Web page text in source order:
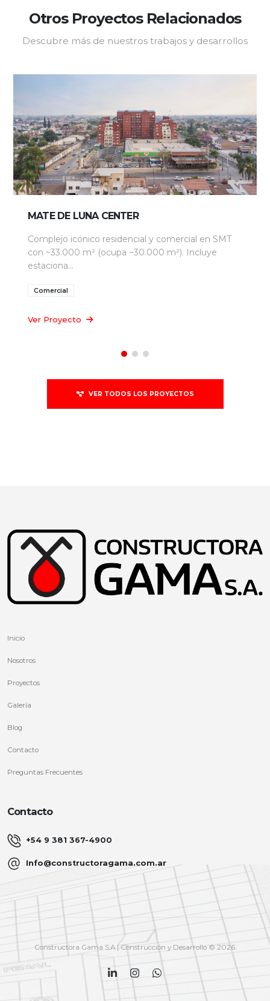
Otros Proyectos Relacionados
Descubre más de nuestros trabajos y desarrollos
MATE DE LUNA CENTER
Complejo icónico residencial y comercial en SMT
con ~33.000 m² (ocupa ~30.000 m²). Incluye
estaciona...
Comercial
Ver Proyecto
VER TODOS LOS PROYECTOS
Inicio
Nosotros
Proyectos
Galería
Blog
Contacto
Preguntas Frecuentes
Contacto
+54 9 381 367-4900
Info@constructoragama.com.ar
Constructora Gama S.A | Construcción y Desarrollo © 2026.